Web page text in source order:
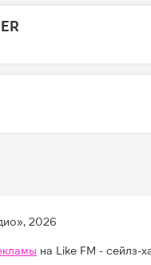
2026
на Like FM - сейлз-